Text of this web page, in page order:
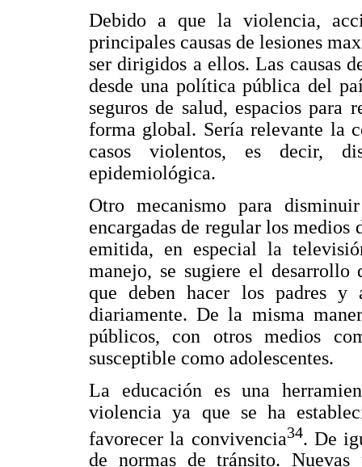
Debido a que la violencia,
principales causas de lesiones
ser dirigidos a ellos. Las causas
desde una política pública del
seguros de salud, espacios para
forma global. Sería relevante la
casos violentos, es decir,
epidemiológica.
Otro mecanismo para
encargadas de regular los
emitida, en especial la
manejo, se sugiere el
que deben hacer los padres
diariamente. De la misma
públicos, con otros medios
susceptible como adolescentes.
La educación es una
violencia ya que se ha
favorecer la convivencia34. De
de normas de tránsito. Nuevas